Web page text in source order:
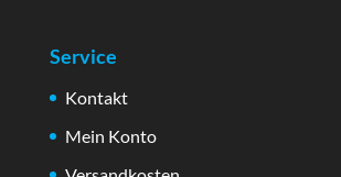
Service
Kontakt
Mein Konto